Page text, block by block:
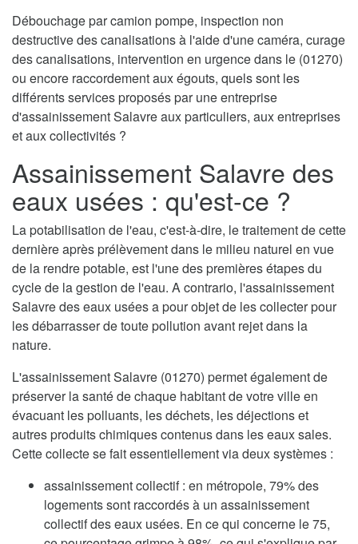
Débouchage par camion pompe, inspection non
destructive des canalisations à l'aide d'une caméra, curage
des canalisations, intervention en urgence dans le (01270)
ou encore raccordement aux égouts, quels sont les
différents services proposés par une entreprise
d'assainissement Salavre aux particuliers, aux entreprises
et aux collectivités ?
Assainissement Salavre des
eaux usées : qu'est-ce ?
La potabilisation de l'eau, c'est-à-dire, le traitement de cette
dernière après prélèvement dans le milieu naturel en vue
de la rendre potable, est l'une des premières étapes du
cycle de la gestion de l'eau. A contrario, l'assainissement
Salavre des eaux usées a pour objet de les collecter pour
les débarrasser de toute pollution avant rejet dans la
nature.
L'assainissement Salavre (01270) permet également de
préserver la santé de chaque habitant de votre ville en
évacuant les polluants, les déchets, les déjections et
autres produits chimiques contenus dans les eaux sales.
Cette collecte se fait essentiellement via deux systèmes :
assainissement collectif : en métropole, 79% des
logements sont raccordés à un assainissement
collectif des eaux usées. En ce qui concerne le 75,